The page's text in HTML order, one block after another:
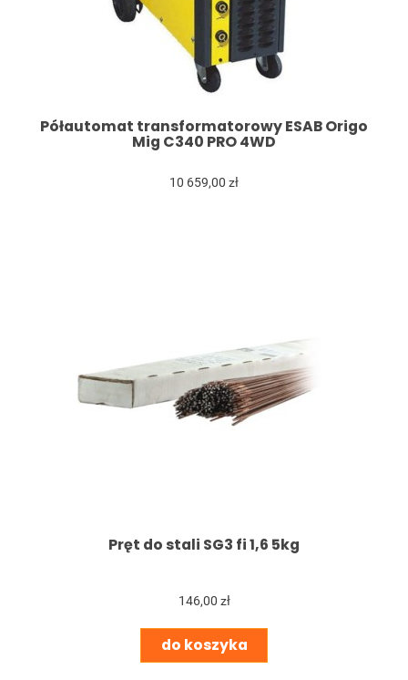
Półautomat transformatorowy ESAB Origo
Mig C340 PRO 4WD
10 659,00 zł
Pręt do stali SG3 fi 1,6 5kg
146,00 zł
do koszyka